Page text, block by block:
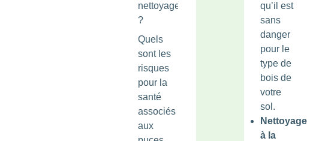
nettoyage
?
Quels
sont les
risques
pour la
santé
associés
aux
qu’il est
sans
danger
pour le
type de
bois de
votre
sol.
Nettoyage
à la